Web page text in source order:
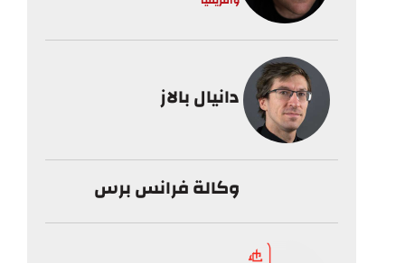
دانيال بالاز
وكالة فرانس برس